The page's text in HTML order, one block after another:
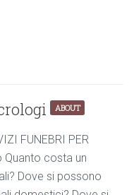
ABOUT
FUNEBRI PER
Quanto costa un
Dove si possono